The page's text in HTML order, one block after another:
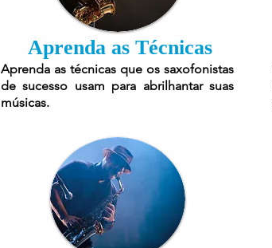
Aprenda as Técnicas
Aprenda as técnicas que os saxofonistas
de sucesso usam para abrilhantar suas
músicas.